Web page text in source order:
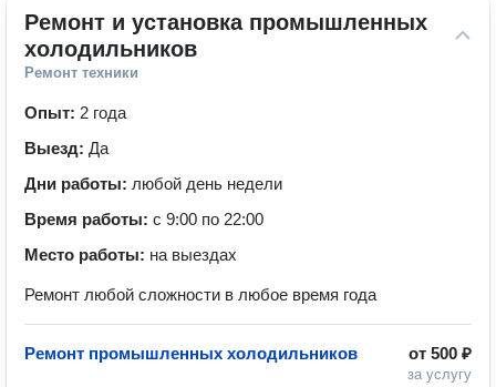
Ремонт и установка промышленных
холодильников
Ремонт техники
Опыт: 2 года
Выезд: Да
Дни работы: любой день недели
Время работы: с 9:00 по 22:00
Место работы: на выездах
Ремонт любой сложности в любое время года
от 500 ₽
за услугу
Ремонт промышленных холодильников